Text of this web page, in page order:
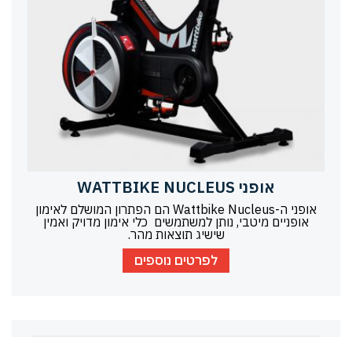
אופני WATTBIKE NUCLEUS
אופני ה-Wattbike Nucleus הם הפתרון המושלם לאימון
אופניים מיטבי, נותן למשתמשים כלי אימון מדויק ואמין
שישיג תוצאות מהר.
לפרטים נוספים